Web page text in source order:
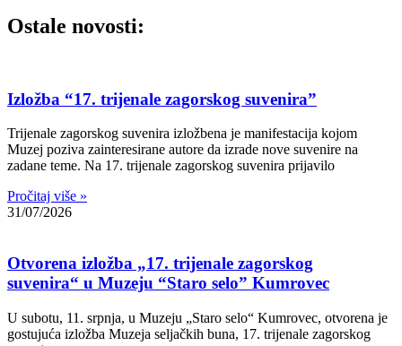
Ostale novosti:
Izložba “17. trijenale zagorskog suvenira”
Trijenale zagorskog suvenira izložbena je manifestacija kojom
Muzej poziva zainteresirane autore da izrade nove suvenire na
zadane teme. Na 17. trijenale zagorskog suvenira prijavilo
Pročitaj više »
31/07/2026
Otvorena izložba „17. trijenale zagorskog
suvenira“ u Muzeju “Staro selo” Kumrovec
U subotu, 11. srpnja, u Muzeju „Staro selo“ Kumrovec, otvorena je
gostujuća izložba Muzeja seljačkih buna, 17. trijenale zagorskog